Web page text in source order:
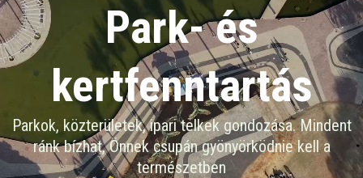
Park- és
kertfenntartás
Parkok, közterületek, ipari telkek gondozása. Mindent
ránk bízhat, Önnek csupán gyönyörködnie kell a
természetben